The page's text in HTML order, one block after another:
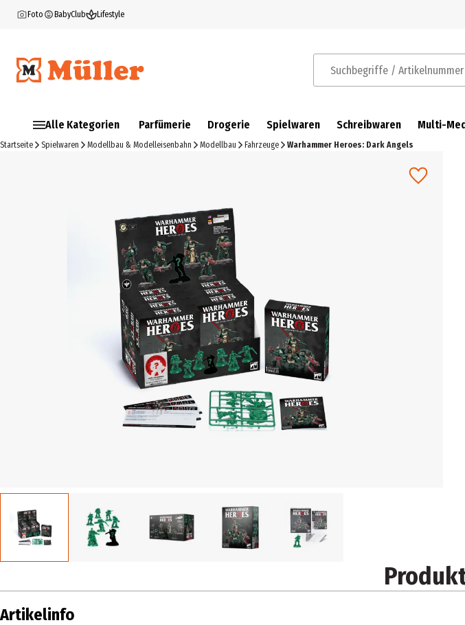
Foto BabyClub Lifestyle
Suchbegriffe / Artikelnummer
Alle Kategorien Parfümerie Drogerie Spielwaren Schreibwaren Multi-
Startseite Spielwaren Modellbau & Modelleisenbahn Modellbau Fahrzeuge Warhammer Heroes: Dark Angels
Artikelinfo